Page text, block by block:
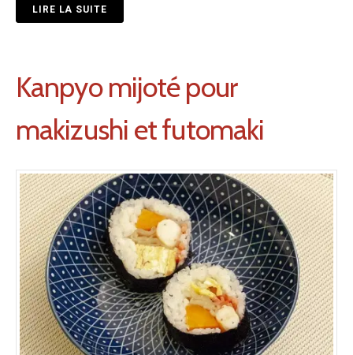
LIRE LA SUITE
Kanpyo mijoté pour
makizushi et futomaki